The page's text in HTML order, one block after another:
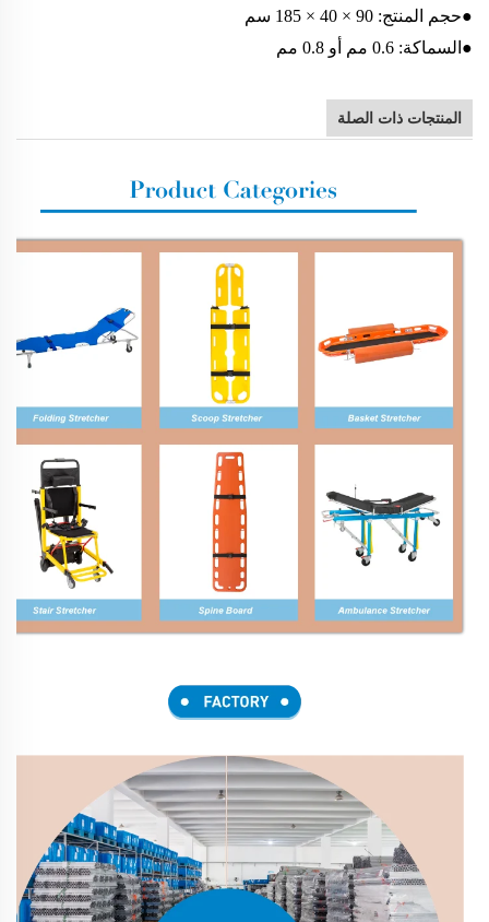
●حجم المنتج: 90 × 40 × 185 سم
●السماكة: 0.6 مم أو 0.8 مم
المنتجات ذات الصلة